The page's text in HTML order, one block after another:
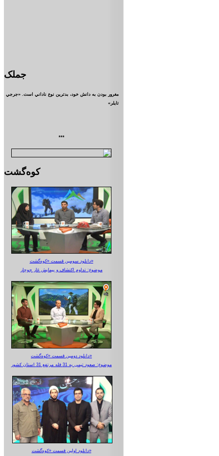
جملک
مغرور بودن به دانش خود، بدترين نوع ناداني است. «جرجي
تايلر»
***
کوه‌گشت
دانلود سومین قسمت «کوه‌گشت»
موضوع: تداوم اکتشاف و پیمایش غار جوجار
دانلود دومین قسمت «کوه‌گشت»
موضوع: صعود تیمی به 31 قله مرتفع 31 استان کشور
دانلود اولین قسمت «کوه‌گشت»